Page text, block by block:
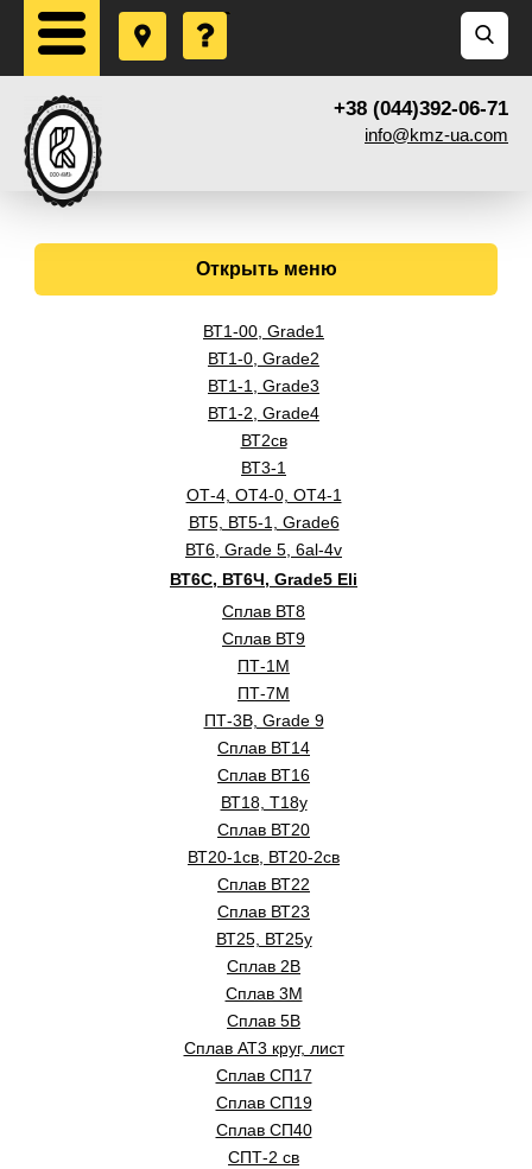
+38 (044)392-06-71
info@kmz-ua.com
Открыть меню
ВТ1-00, Grade1
ВТ1-0, Grade2
ВТ1-1, Grade3
ВТ1-2, Grade4
ВТ2св
ВТ3-1
ОТ-4, ОТ4-0, ОТ4-1
ВТ5, ВТ5-1, Grade6
ВТ6, Grade 5, 6al-4v
ВТ6С, ВТ6Ч, Grade5 Eli
Сплав ВТ8
Сплав ВТ9
ПТ-1М
ПТ-7М
ПТ-3В, Grade 9
Сплав ВТ14
Сплав ВТ16
ВТ18, Т18у
Сплав ВТ20
ВТ20-1св, ВТ20-2св
Сплав ВТ22
Сплав ВТ23
ВТ25, ВТ25у
Сплав 2B
Сплав 3М
Сплав 5В
Сплав АТ3 круг, лист
Сплав СП17
Сплав СП19
Сплав СП40
СПТ-2 св